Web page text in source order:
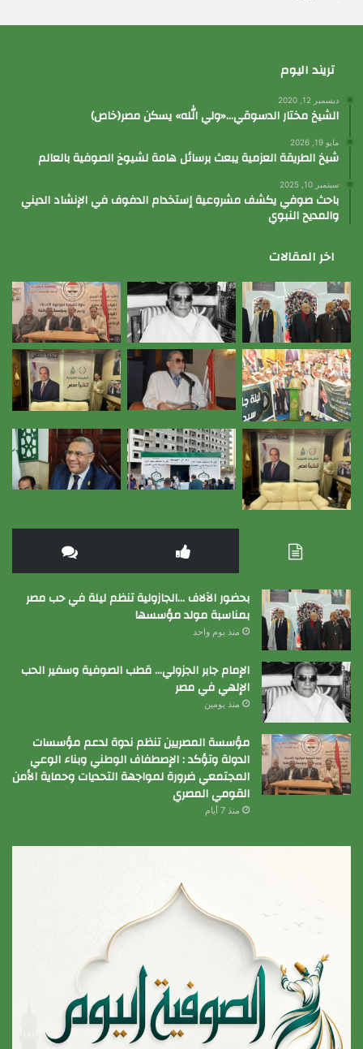
تريند اليوم
ديسمبر 12, 2020
الشيخ مختار الدسوقي…«ولي الله» يسكن مصر(خاص)
مايو 19, 2026
شيخ الطريقة العزمية يبعث برسائل هامة لشيوخ الصوفية بالعالم
سبتمبر 10, 2025
باحث صوفي يكشف مشروعية إستخدام الدفوف في الإنشاد الديني
والمديح النبوي
اخر المقالات
بحضور الآلاف …الجازولية تنظم ليلة في حب مصر
بمناسبة مولد مؤسسها
منذ يوم واحد
الإمام جابر الجزولي… قطب الصوفية وسفير الحب
الإلهي في مصر
منذ يومين
مؤسسة المصريين تنظم ندوة لدعم مؤسسات
الدولة وتؤكد : الإصطفاف الوطني وبناء الوعي
المجتمعي ضرورة لمواجهة التحديات وحماية الأمن
القومي المصري
منذ 7 أيام